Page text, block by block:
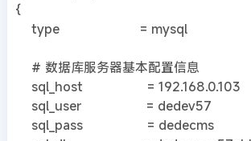
{
type = mysql
# 数据库服务器基本配置信息
sql_host = 192.168.0.103
sql_user = dedev57
sql_pass = dedecms